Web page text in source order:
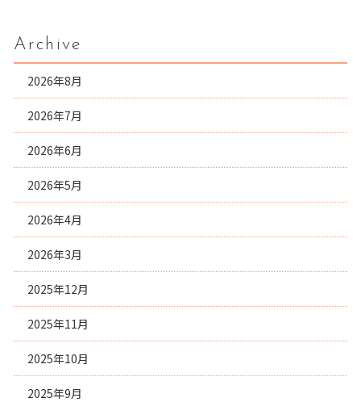
Archive
2026年8月
2026年7月
2026年6月
2026年5月
2026年4月
2026年3月
2025年12月
2025年11月
2025年10月
2025年9月